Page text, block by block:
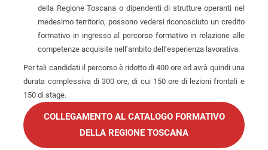
della Regione Toscana o dipendenti di strutture operanti nel
medesimo territorio, possono vedersi riconosciuto un credito
formativo in ingresso al percorso formativo in relazione alle
competenze acquisite nell’ambito dell’esperienza lavorativa.
Per tali candidati il percorso è ridotto di 400 ore ed avrà quindi una
durata complessiva di 300 ore, di cui 150 ore di lezioni frontali e
150 di stage.
COLLEGAMENTO AL CATALOGO FORMATIVO
DELLA REGIONE TOSCANA